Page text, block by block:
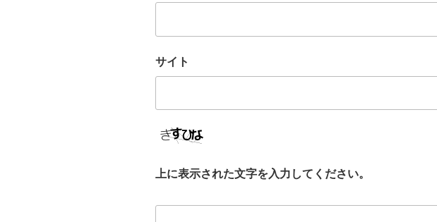
サイト
上に表示された文字を入力してください。